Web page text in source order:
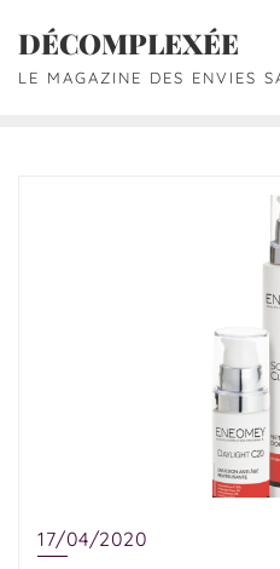
DÉCOMPLEXÉE
LE MAGAZINE DES ENVIES
17/04/2020